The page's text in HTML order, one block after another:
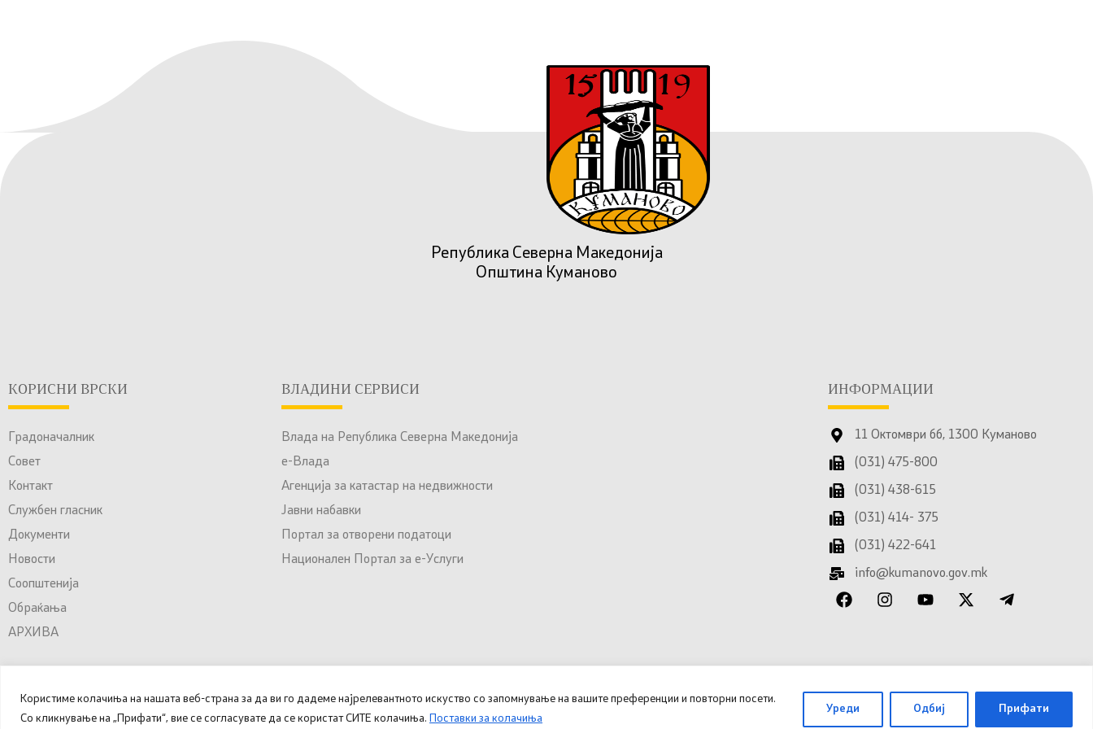
Користиме колачиња на нашата веб-страна за да ви го дадеме најрелевантното искуство со запомнување на вашите преференции и повторни посети.
Со кликнување на „Прифати“, вие се согласувате да се користат СИТЕ колачиња. Поставки за колачиња
Уреди Одбиј Прифати
Република Северна Македонија
Општина Куманово
КОРИСНИ ВРСКИ
Градоначалник
Совет
Контакт
Службен гласник
Документи
Новости
Соопштенија
Обраќања
АРХИВА
ВЛАДИНИ СЕРВИСИ
Влада на Република Северна Македонија
е-Влада
Агенција за катастар на недвижности
Јавни набавки
Портал за отворени податоци
Национален Портал за е-Услуги
ИНФОРМАЦИИ
11 Октомври бб, 1300 Куманово
(031) 475-800
(031) 438-615
(031) 414- 375
(031) 422-641
info@kumanovo.gov.mk
© 2025 – 2026 Општина Куманово. Сите права задржани. Министерство за дигитална трансформација